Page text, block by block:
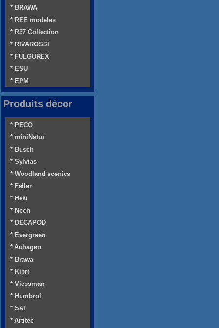
* BRAWA
* REE modeles
* R37 Collection
* RIVAROSSI
* FULGUREX
* ESU
* EPM
Produits décor
* PECO
* miniNatur
* Busch
* Sylvias
* Woodland scenics
* Faller
* Heki
* Noch
* DECAPOD
* Evergreen
* Auhagen
* Brawa
* Kibri
* Viessman
* Humbrol
* SAI
* Artitec